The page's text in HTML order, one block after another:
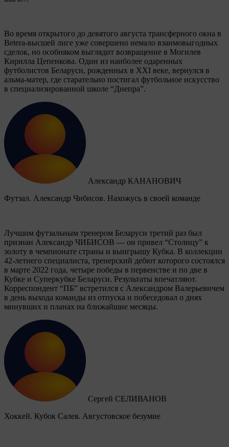
Во время открытого до девятого августа трансферного окна в
Betera-высшей лиге уже совершено немало взаимовыгодных
сделок, но особняком выглядит возвращение в Могилев
Кирилла Цепенкова. Один из наиболее одаренных
футболистов Беларуси, рожденных в XXI веке, вернулся в
альма-матер, где старательно постигал футбольное искусство
в специализированной школе “Днепра”.
Александр КАНАНОВИЧ
Футзал. Александр Чибисов. Нахожусь в своей команде
Лучшим футзальным тренером Беларуси третий раз был
признан Александр ЧИБИСОВ — он привел “Столицу” к
золоту в чемпионате страны и выигрышу Кубка. В коллекции
42-летнего специалиста, тренерский дебют которого состоялся
в марте 2022 года, четыре победы в первенстве и по две в
Кубке и Суперкубке Беларуси. Результаты впечатляют.
Корреспондент “ПБ” встретился с Александром Валерьевичем
в день выхода команды из отпуска и побеседовал о днях
минувших и планах на ближайшие месяцы.
Сергей СЕЛИВАНОВ
Хоккей. Кубок Салея. Августовское безумие